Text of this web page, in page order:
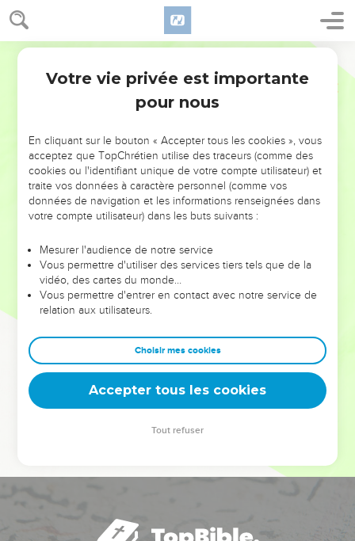
NE MANQUEZ PAS L’ÉVÉNEMENT
DE L’ANNÉE !
ET SI LEURS ERREURS POUVAIENT VOUS ÉVITER LES
VOTRES ?
leur foi ou leur vision. Mais on voit moins les doutes, les erreurs
et les saisons difficiles qu'ils ont traversés, alors même que ce
sont elles qui les ont façonnés.
Dans cette conférence, leaders, entrepreneurs, et responsables
clés pour avancer avec plus de sagesse afin que leurs erreurs
deviennent vos tremplins. Que vous guidiez un ministère, une
équipe, un groupe ou une famille, leur expérience est faite
Votre vie privée est importante
pour nous
En cliquant sur le bouton « Accepter tous les cookies », vous
acceptez que TopChrétien utilise des traceurs (comme des
cookies ou l'identifiant unique de votre compte utilisateur) et
traite vos données à caractère personnel (comme vos
données de navigation et les informations renseignées dans
votre compte utilisateur) dans les buts suivants :
Mesurer l'audience de notre service
Vous permettre d'utiliser des services tiers tels que de la
vidéo, des cartes du monde…
Vous permettre d'entrer en contact avec notre service de
relation aux utilisateurs.
Choisir mes cookies
Accepter tous les cookies
Tout refuser